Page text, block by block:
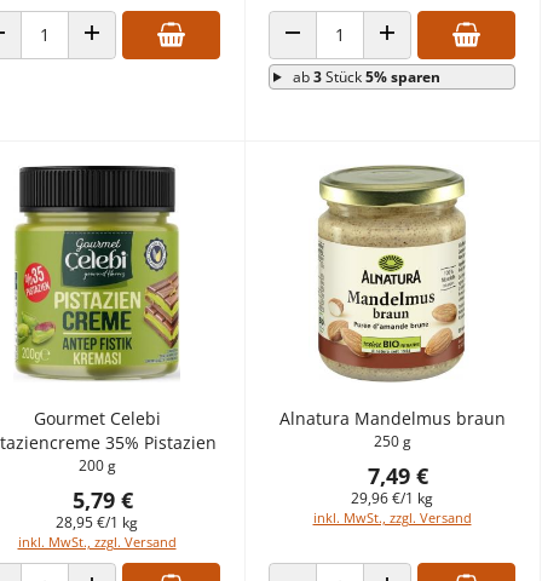
VERRINGERN
ANZAHL ERHÖHEN ANZAHL VERRINGERNANZAHL ERHÖHEN
ab3Stück5% sparen
Gourmet Celebi
35% Pistazien
200 g
5,79 €
28,95 €/1 kg
inkl. MwSt., zzgl. Versand
Alnatura Mandelmus braun
250 g
7,49 €
29,96 €/1 kg
inkl. MwSt., zzgl. Versand